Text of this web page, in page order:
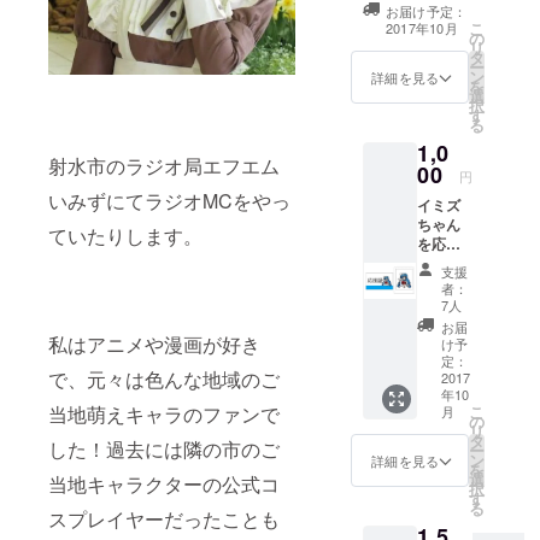
射水市のラジオ局エフエム
いみずにてラジオMCをやっ
ていたりします。
私はアニメや漫画が好き
で、元々は色んな地域のご
当地萌えキャラのファンで
した！過去には隣の市のご
当地キャラクターの公式コ
スプレイヤーだったことも
お届け予定：
2017年10月
詳細を見る
こ
の
リ
タ
ー
ン
を
選
択
す
る
1,0
00 円
イミズ
ちゃん
を応援
してく
れた証
として
カード
を発行
いたし
ます。
（お名
前とナ
ンバー
が入り
ます）
イミズ
のラン
支援
者：
7人
お届
け予
定：
2017
年10
月
詳細を見る
こ
の
リ
タ
ー
ン
を
選
択
す
る